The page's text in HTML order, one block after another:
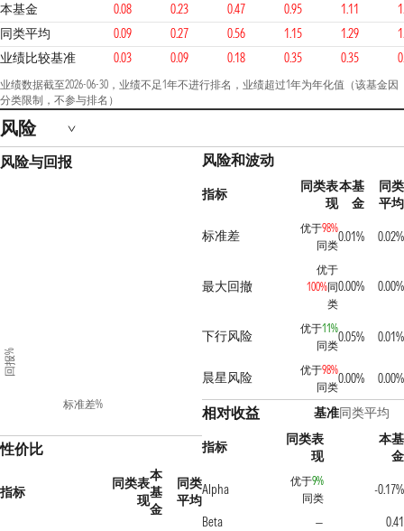
本基金
0.08 0.23 0.47 0.95 1.11
同类平均
0.09 0.27 0.56 1.15 1.29
业绩比较基准
0.03 0.09 0.18 0.35 0.35
业绩数据截至2026-06-30，业绩不足1年不进行排名，业绩超过1年为年化值（该基金因
分类限制，不参与排名）
风险
风险与回报
标准差%
回报%
性价比
指标
同类表
现
本
基
金
同类
平均
风险和波动
指标
同类表
现
本基
金
同类
平均
标准差
优于98%
同类
0.01% 0.02%
最大回撤
优于
100%同
类
0.00% 0.00%
下行风险 优于11%
同类
0.05% 0.01%
晨星风险 优于98%
同类
0.00% 0.00%
相对收益 基准同类平均
指标
同类表
现
本基
金
Alpha
优于9%
同类
-0.17%
Beta
—
0.41